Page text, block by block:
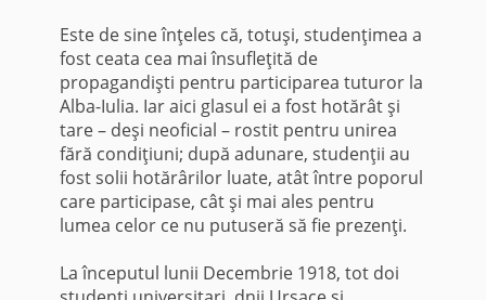
Este de sine înţeles că, totuşi, studenţimea a
fost ceata cea mai însu­fleţită de
propagandişti pentru participarea tuturor la
Alba-Iulia. Iar aici glasul ei a fost hotărât şi
tare – deşi neoficial – rostit pentru unirea
fără condiţiuni; după adunare, studenţii au
fost solii hotărârilor luate, atât între poporul
care participase, cât şi mai ales pentru
lumea celor ce nu putuseră să fie prezenţi.
La începutul lunii Decembrie 1918, tot doi